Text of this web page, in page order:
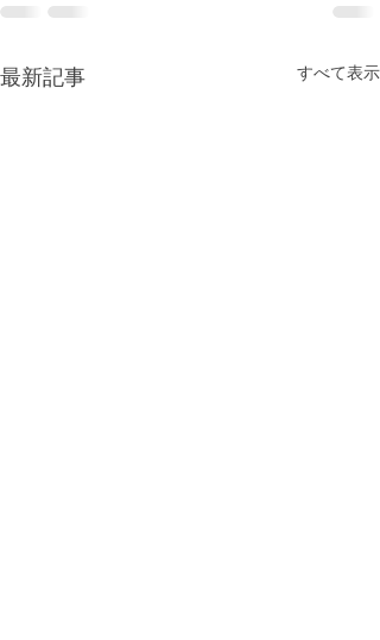
最新記事 すべて表示